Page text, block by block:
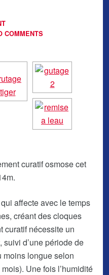
COMMENTS
curatif osmose cet
affecte avec le temps
créant des cloques
curatif nécessite un
d’une période de
moins longue selon
Une fois l’humidité